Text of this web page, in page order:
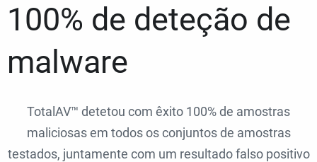
100% de deteção de
malware
TotalAV™ detetou com êxito 100% de amostras
maliciosas em todos os conjuntos de amostras
testados, juntamente com um resultado falso positivo